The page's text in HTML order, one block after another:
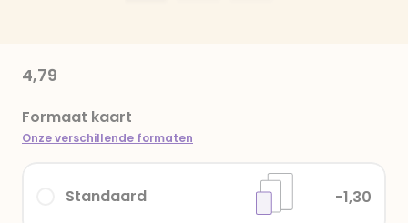
4,79
Formaat kaart
Onze verschillende formaten
Standaard -1,30